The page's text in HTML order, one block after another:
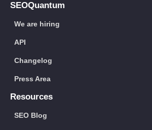
SEOQuantum
We are hiring
API
Changelog
Press Area
Resources
SEO Blog